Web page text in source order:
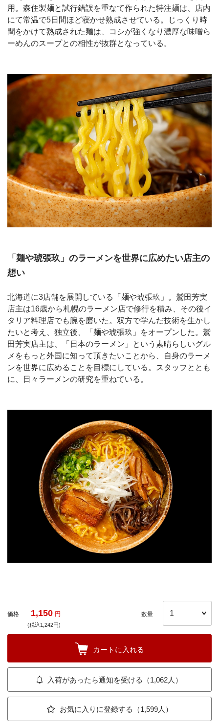
用。森住製麺と試行錯誤を重なて作られた特注麺は、店内
にて常温で5日間ほど寝かせ熟成させている。じっくり時
間をかけて熟成された麺は、コシが強くなり濃厚な味噌ら
ーめんのスープとの相性が抜群となっている。
「麺や琥張玖」のラーメンを世界に広めたい店主の
想い
北海道に3店舗を展開している「麺や琥張玖」。鷲田芳実
店主は16歳から札幌のラーメン店で修行を積み、その後イ
タリア料理店でも腕を磨いた。双方で学んだ技術を生かし
たいと考え、独立後、「麺や琥張玖」をオープンした。鷲
田芳実店主は、「日本のラーメン」という素晴らしいグル
メをもっと外国に知って頂きたいことから、自身のラーメ
ンを世界に広めることを目標にしている。スタッフととも
に、日々ラーメンの研究を重ねている。
価格 1,150 円
(税込1,242円)
数量
カートに入れる
入荷があったら通知を受ける（1,062人）
お気に入りに登録する（1,599人）